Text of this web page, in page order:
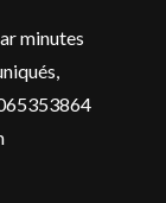
minutes